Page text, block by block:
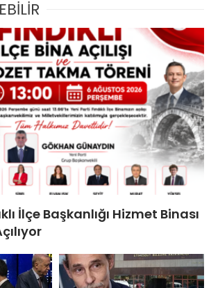
İlçe Başkanlığı Hizmet Binası